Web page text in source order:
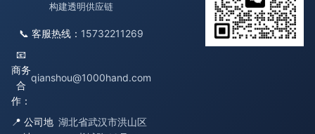
构建透明供应链
📞 客服热线： 15732211269
📧
商务
合
作：
qianshou@1000hand.com
📍 公司地 湖北省武汉市洪山区